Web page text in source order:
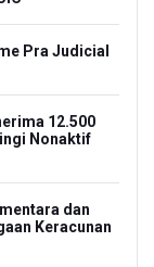
Pra Judicial
12.500
Nonaktif
dan
Keracunan